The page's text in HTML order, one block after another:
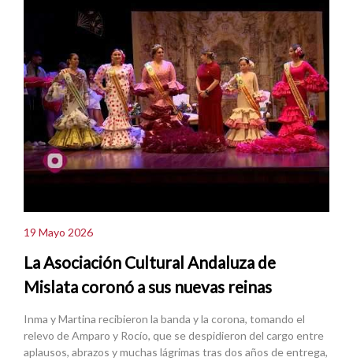
19 Mayo 2026
La Asociación Cultural Andaluza de
Mislata coronó a sus nuevas reinas
Inma y Martina recibieron la banda y la corona, tomando el
relevo de Amparo y Rocío, que se despidieron del cargo entre
aplausos, abrazos y muchas lágrimas tras dos años de entrega,